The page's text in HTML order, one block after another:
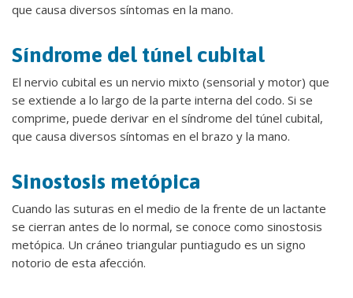
que causa diversos síntomas en la mano.
Síndrome del túnel cubital
El nervio cubital es un nervio mixto (sensorial y motor) que
se extiende a lo largo de la parte interna del codo. Si se
comprime, puede derivar en el síndrome del túnel cubital,
que causa diversos síntomas en el brazo y la mano.
Sinostosis metópica
Cuando las suturas en el medio de la frente de un lactante
se cierran antes de lo normal, se conoce como sinostosis
metópica. Un cráneo triangular puntiagudo es un signo
notorio de esta afección.